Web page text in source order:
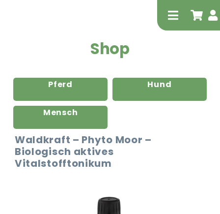
Toggle
Shop
Pferd Hund
Mensch
Waldkraft – Phyto Moor –
Biologisch aktives
Vitalstofftonikum